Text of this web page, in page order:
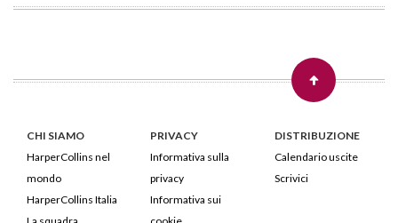
CHI SIAMO
HarperCollins nel
mondo
HarperCollins Italia
PRIVACY
Informativa sulla
privacy
Informativa sui
DISTRIBUZIONE
Calendario uscite
Scrivici